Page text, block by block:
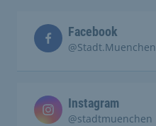
Facebook
@Stadt.Muenchen
Instagram
@stadtmuenchen